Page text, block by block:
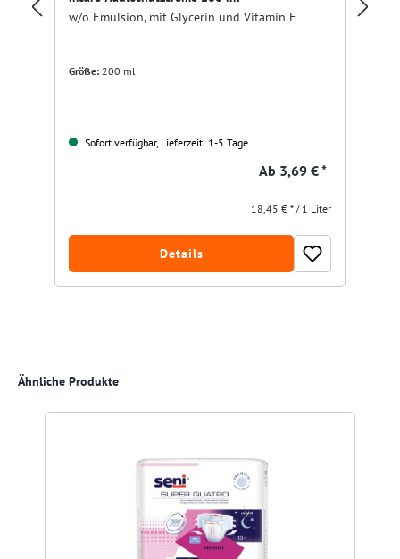
w/o Emulsion, mit Glycerin und Vitamin E
Größe: 200 ml
Sofort verfügbar, Lieferzeit: 1-5 Tage
Ab 3,69 € *
18,45 € * / 1 Liter
Details
Produktgalerie überspringen
Ähnliche Produkte